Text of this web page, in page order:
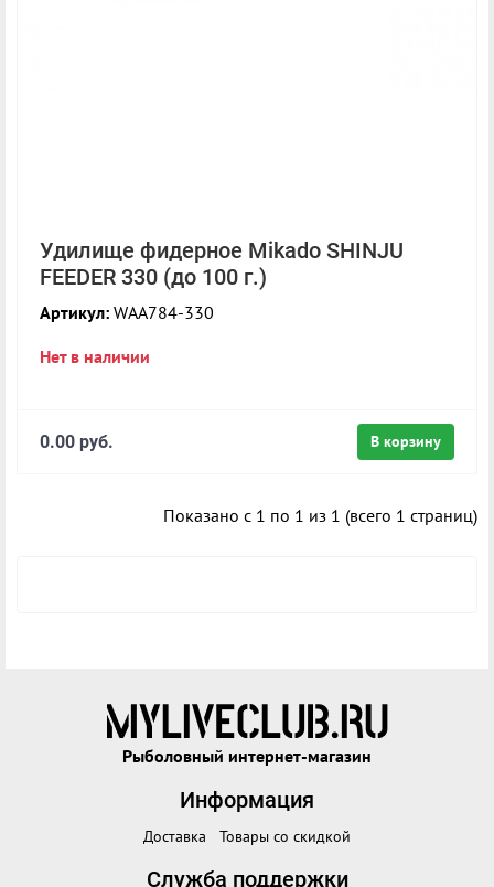
Удилище фидерное Mikado SHINJU
FEEDER 330 (до 100 г.)
Артикул: WAA784-330
Нет в наличии
В корзину
0.00 руб.
Показано с 1 по 1 из 1 (всего 1 страниц)
Рыболовный интернет-магазин
Информация
Доставка Товары со скидкой
Служба поддержки